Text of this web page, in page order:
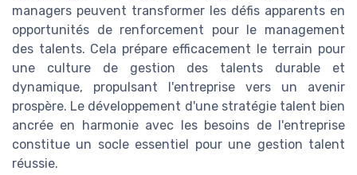
managers peuvent transformer les défis apparents en
opportunités de renforcement pour le management
des talents. Cela prépare efficacement le terrain pour
une culture de gestion des talents durable et
dynamique, propulsant l'entreprise vers un avenir
prospère. Le développement d'une stratégie talent bien
ancrée en harmonie avec les besoins de l'entreprise
constitue un socle essentiel pour une gestion talent
réussie.